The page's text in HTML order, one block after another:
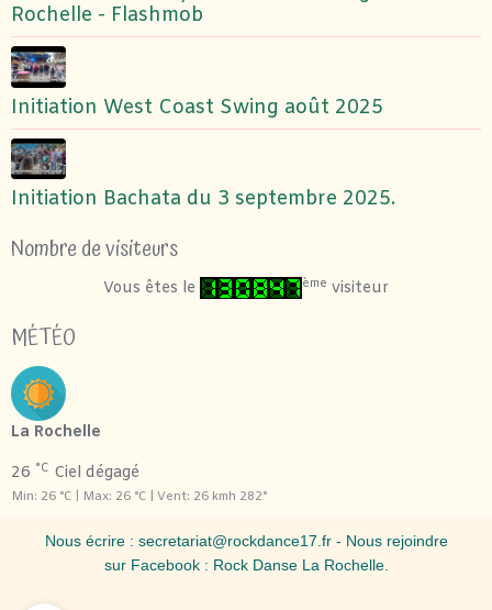
Rochelle - Flashmob
Initiation West Coast Swing août 2025
Initiation Bachata du 3 septembre 2025.
Nombre de visiteurs
Vous êtes le ème visiteur
MÉTÉO
La Rochelle
26 °C Ciel dégagé
Min: 26 °C | Max: 26 °C | Vent: 26 kmh 282°
Nous écrire : secretariat@rockdance17.fr- Nous rejoindre
sur Facebook : Rock Danse La Rochelle.